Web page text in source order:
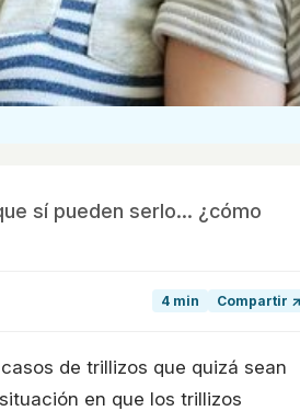
sí pueden serlo... ¿cómo
4 min Compartir ↗
de trillizos que quizá sean
en que los trillizos